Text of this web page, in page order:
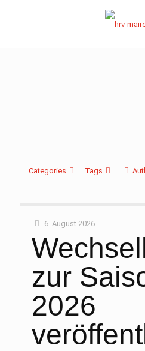
Categories Tags
6. August 2026
zur
2026